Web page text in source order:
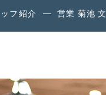
フ紹介 営業 菊池 文
レッジ